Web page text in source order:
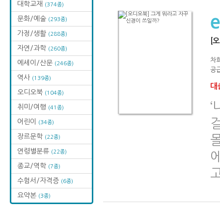
대학교재 (374종)
문화/예술 (293종)
가정/생활 (288종)
자연/과학 (260종)
에세이/산문 (246종)
역사 (139종)
오디오북 (104종)
취미/여행 (41종)
어린이 (34종)
장르문학 (22종)
연령별분류 (22종)
종교/역학 (7종)
수험서/자격증 (6종)
요약본 (3종)
[
차
공
대
‘